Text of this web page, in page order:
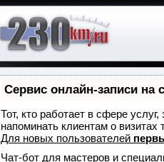
Сервис онлайн-записи на
Тот, кто работает в сфере
напоминать клиентам о
Для новых пользователей
Чат-бот для мастеров и